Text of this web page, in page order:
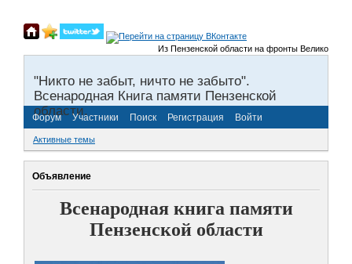
Из Пензенской области на фронты Великой
"Никто не забыт, ничто не забыто".
Всенародная Книга памяти Пензенской
области.
Форум Участники Поиск Регистрация Войти
Активные темы
Объявление
Всенародная книга памяти
Пензенской области